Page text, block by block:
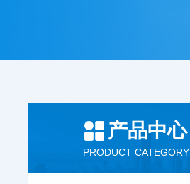
产品中心
PRODUCT CATEGORY